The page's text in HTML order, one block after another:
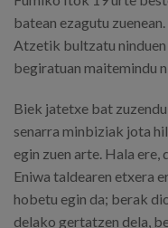
batean ezagutu
Atzetik bultzatu ninduen
begiratuan maitemindu
Biek jatetxe bat
senarra minbiziak jota
egin zuen arte. Hala
Eniwa taldearen etxera
hobetu egin da; berak
delako gertatzen dela,